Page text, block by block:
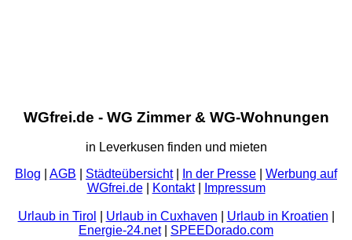
WGfrei.de - WG Zimmer & WG-Wohnungen
in Leverkusen finden und mieten
Blog
AGB Städteübersicht| In der Presse
Werbung auf
WGfrei.de| Kontakt| Impressum
Urlaub in Tirol Urlaub in Cuxhaven Urlaub in Kroatien
Energie-24.net| SPEEDorado.com